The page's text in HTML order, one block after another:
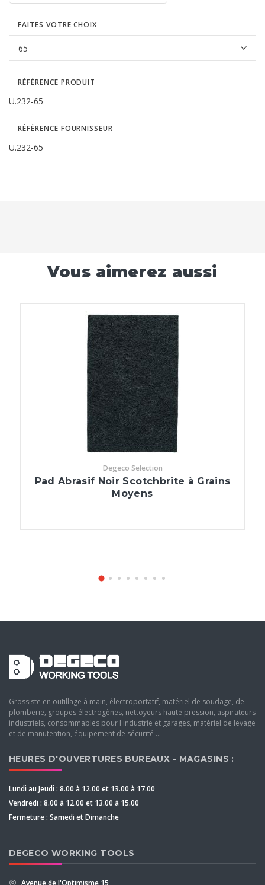
FAITES VOTRE CHOIX
RÉFÉRENCE PRODUIT
U.232-65
RÉFÉRENCE FOURNISSEUR
U.232-65
Vous aimerez aussi
Degeco Selection
Pad Abrasif Noir Scotchbrite à Grains
Moyens
Grossiste en outillage à main, électroportatif, matériel de soudage, de
plomberie, groupes électrogènes, nettoyeurs haute pression, aspirateurs
industriels, consommables pour l'industrie et garages, matériel de levage
et de manutention, équipement de sécurité ...
HEURES D'OUVERTURES BUREAUX - MAGASINS :
Lundi au Jeudi : 8.00 à 12.00 et 13.00 à 17.00
Vendredi : 8.00 à 12.00 et 13.00 à 15.00
Fermeture : Samedi et Dimanche
DEGECO WORKING TOOLS